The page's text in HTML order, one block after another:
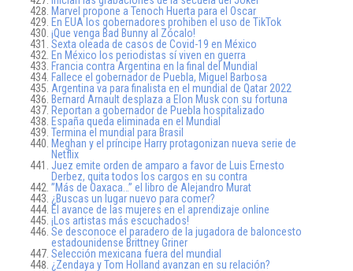
Marvel propone a Tenoch Huerta para el Oscar
En EUA los gobernadores prohiben el uso de TikTok
¡Que venga Bad Bunny al Zócalo!
Sexta oleada de casos de Covid-19 en México
En México los periodistas sí viven en guerra
Francia contra Argentina en la final del Mundial
Fallece el gobernador de Puebla, Miguel Barbosa
Argentina va para finalista en el mundial de Qatar 2022
Bernard Arnault desplaza a Elon Musk con su fortuna
Reportan a gobernador de Puebla hospitalizado
España queda eliminada en el Mundial
Termina el mundial para Brasil
Meghan y el príncipe Harry protagonizan nueva serie de
Netflix
Juez emite orden de amparo a favor de Luis Ernesto
Derbez, quita todos los cargos en su contra
”Más de Oaxaca…” el libro de Alejandro Murat
¿Buscas un lugar nuevo para comer?
El avance de las mujeres en el aprendizaje online
¡Los artistas más escuchados!
Se desconoce el paradero de la jugadora de baloncesto
estadounidense Brittney Griner
Selección mexicana fuera del mundial
¿Zendaya y Tom Holland avanzan en su relación?